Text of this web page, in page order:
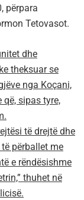
përpara
Tetovasot.
dhe
theksuar se
nga Koçani,
sipas tyre,
të drejtë dhe
përballet me
e rëndësishme
thuhet në